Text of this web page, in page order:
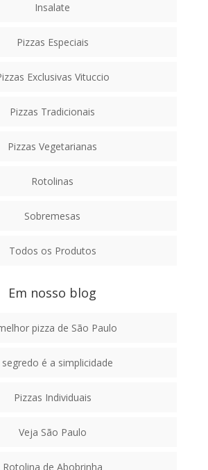
Insalate
Pizzas Especiais
Exclusivas Vituccio
Pizzas Tradicionais
Pizzas Vegetarianas
Rotolinas
Sobremesas
Todos os Produtos
Em nosso blog
pizza de São Paulo
segredo é a simplicidade
Pizzas Individuais
Veja São Paulo
Rotolina de Abobrinha